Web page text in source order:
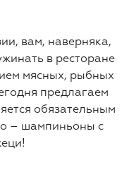
вам, наверняка,
в ресторане
мясных, рыбных
предлагаем
обязательным
– шампиньоны с